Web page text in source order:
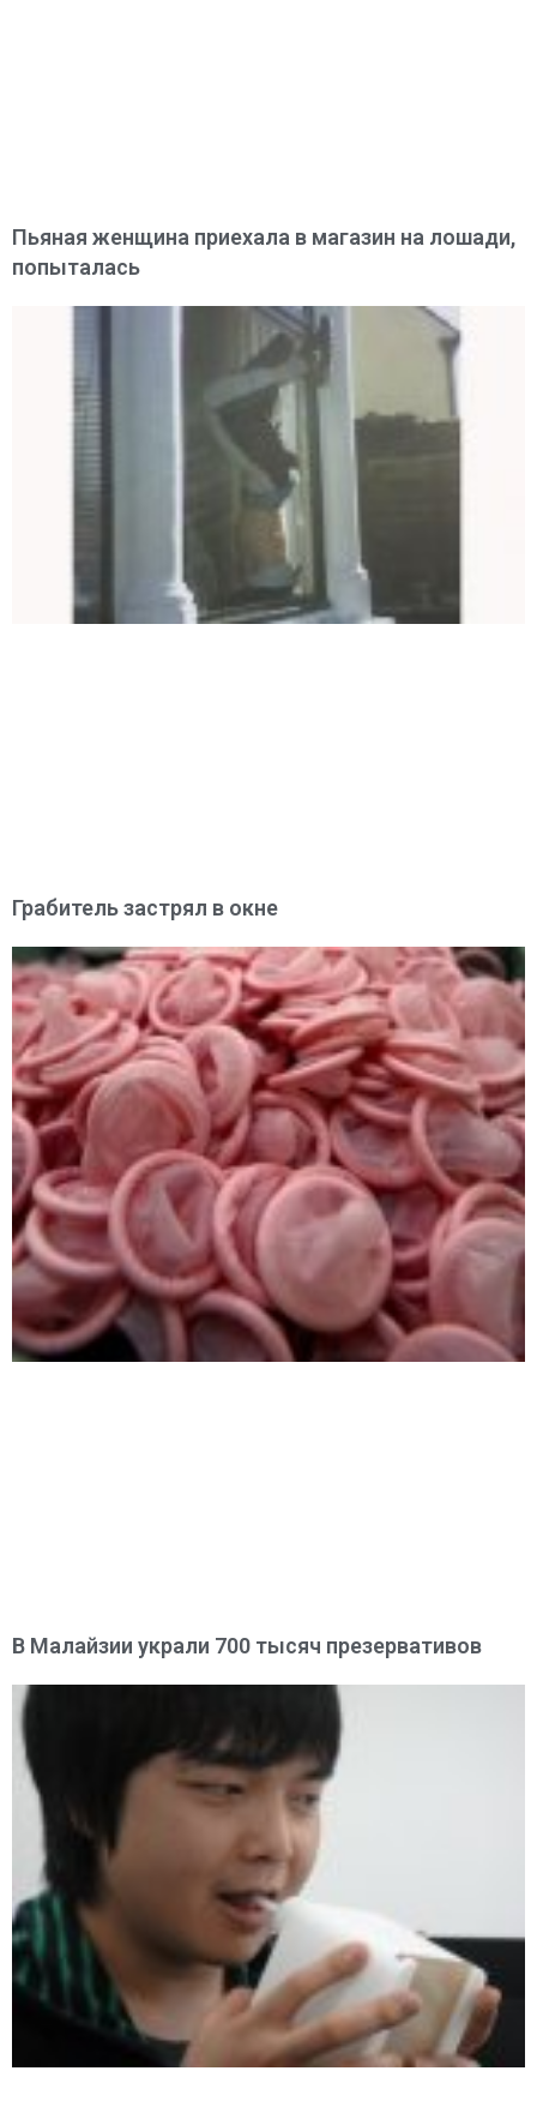
Пьяная женщина приехала в магазин на лошади,
попыталась
Грабитель застрял в окне
В Малайзии украли 700 тысяч презервативов